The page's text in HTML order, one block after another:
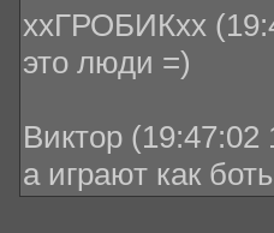
ххГРОБИКхх
это люди =)
Виктор (19:47:02
а играют как